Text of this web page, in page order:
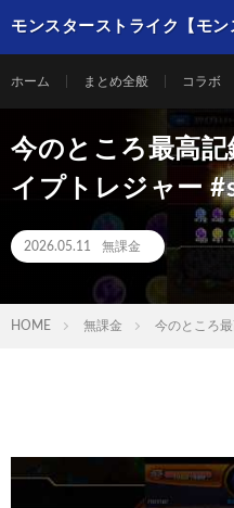
モンスターストライク【モン
ホーム まとめ全般 コラボ
今のところ最高
イプトレジャー
2026.05.11 無課金
HOME 無課金 今のところ